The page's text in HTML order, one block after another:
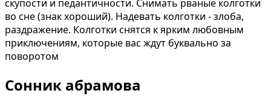
скупости и педантичности. Снимать рваные колготки
во сне (знак хороший). Надевать колготки - злоба,
раздражение. Колготки снятся к ярким любовным
приключениям, которые вас ждут буквально за
поворотом
Сонник абрамова